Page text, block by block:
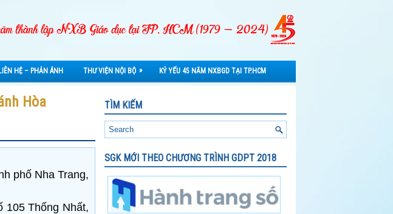
LIÊN HỆ – PHẢN ÁNH THƯ VIỆN NỘI BỘ » KỶ YẾU 45 NĂM NXBGD TẠI TP.HCM
Hòa
phố Nha Trang,
105 Thống Nhất,
TÌM KIẾM
SGK MỚI THEO CHƯƠNG TRÌNH GDPT 2018